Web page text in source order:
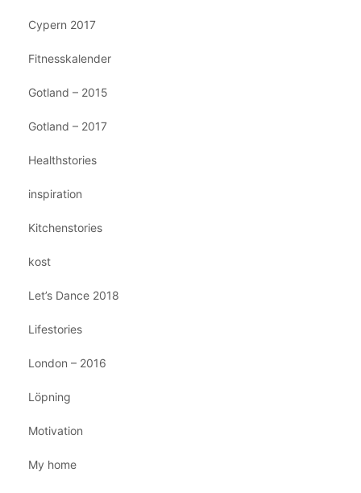
Cypern 2017
Fitnesskalender
Gotland – 2015
Gotland – 2017
Healthstories
inspiration
Kitchenstories
kost
Let’s Dance 2018
Lifestories
London – 2016
Löpning
Motivation
My home